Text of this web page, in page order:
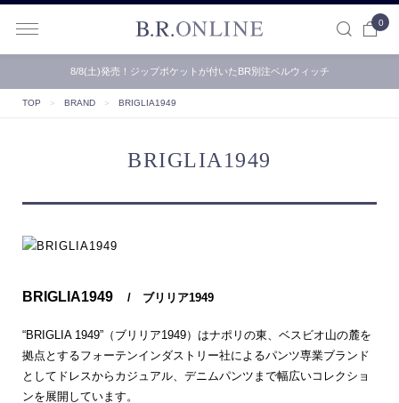
0
8/8(土)発売！ジップポケットが付いたBR別注ベルウィッチ
TOP ＞ BRAND ＞ BRIGLIA1949
BRIGLIA1949
BRIGLIA1949 / ブリリア1949
“BRIGLIA 1949”（ブリリア1949）はナポリの東、ベスビオ山の麓を
拠点とするフォーテンインダストリー社によるパンツ専業ブランド
としてドレスからカジュアル、デニムパンツまで幅広いコレクショ
ンを展開しています。